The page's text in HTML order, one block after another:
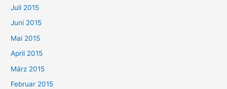
Juli 2015
Juni 2015
Mai 2015
April 2015
März 2015
Februar 2015